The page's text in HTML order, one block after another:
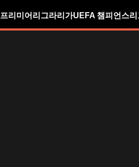
프리미어리그라리가UEFA 챔피언스리